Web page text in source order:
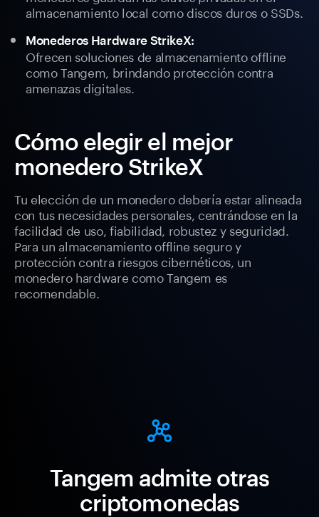
almacenamiento local como discos duros o SSDs.
Monederos Hardware StrikeX:
Ofrecen soluciones de almacenamiento offline
como Tangem, brindando protección contra
amenazas digitales.
Cómo elegir el mejor
monedero StrikeX
Tu elección de un monedero debería estar alineada
con tus necesidades personales, centrándose en la
facilidad de uso, fiabilidad, robustez y seguridad.
Para un almacenamiento offline seguro y
protección contra riesgos cibernéticos, un
monedero hardware como Tangem es
recomendable.
Tangem admite otras
criptomonedas